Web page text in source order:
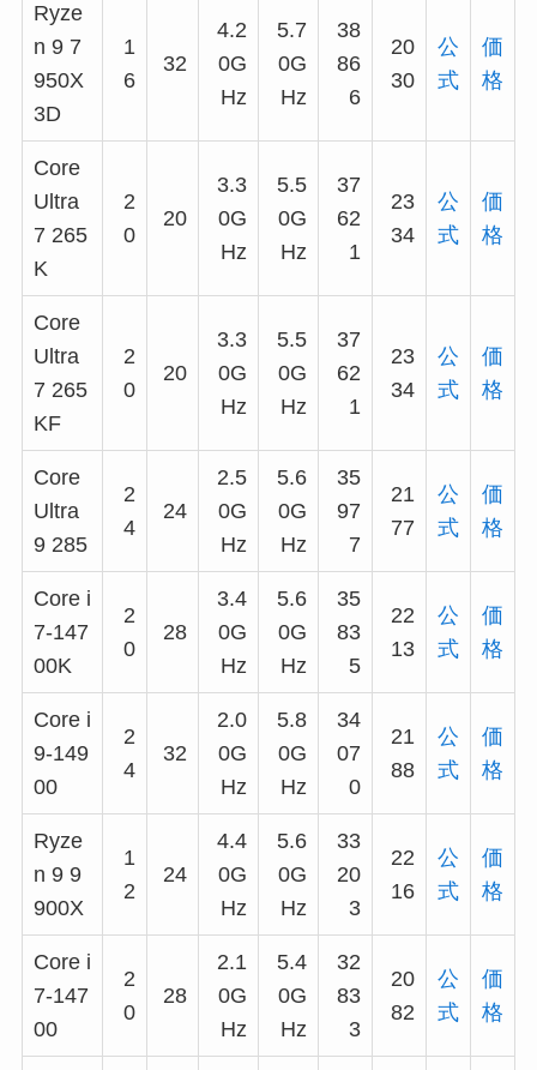
Ryze
n 9 7
950X
3D
1
6
32
4.2
0G
Hz
5.7
0G
Hz
38
86
6
20
30
公
式
価
格
Core
Ultra
7 265
K
2
0
20
3.3
0G
Hz
5.5
0G
Hz
37
62
1
23
34
公
式
価
格
Core
Ultra
7 265
KF
2
0
20
3.3
0G
Hz
5.5
0G
Hz
37
62
1
23
34
公
式
価
格
Core
Ultra
9 285
2
4
24
2.5
0G
Hz
5.6
0G
Hz
35
97
7
21
77
公
式
価
格
Core i
7-147
00K
2
0
28
3.4
0G
Hz
5.6
0G
Hz
35
83
5
22
13
公
式
価
格
Core i
9-149
00
2
4
32
2.0
0G
Hz
5.8
0G
Hz
34
07
0
21
88
公
式
価
格
Ryze
n 9 9
900X
1
2
24
4.4
0G
Hz
5.6
0G
Hz
33
20
3
22
16
公
式
価
格
Core i
7-147
00
2
0
28
2.1
0G
Hz
5.4
0G
Hz
32
83
3
20
82
公
式
価
格